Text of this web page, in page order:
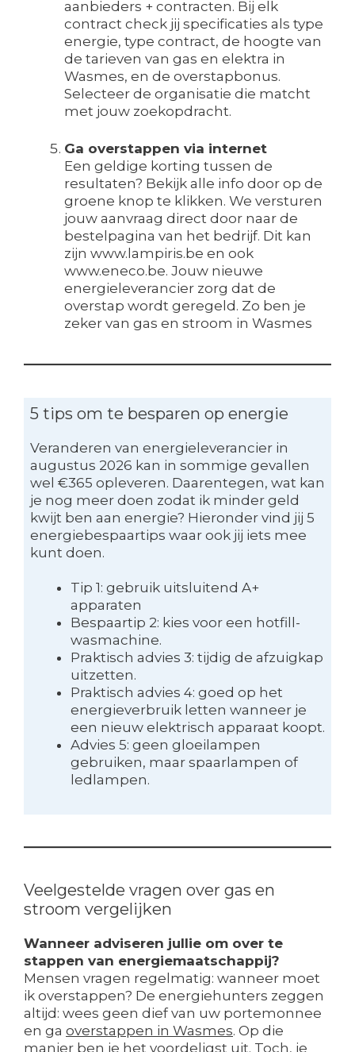
aanbieders + contracten. Bij elk
contract check jij specificaties als type
energie, type contract, de hoogte van
de tarieven van gas en elektra in
Wasmes, en de overstapbonus.
Selecteer de organisatie die matcht
met jouw zoekopdracht.
Ga overstappen via internet
Een geldige korting tussen de
resultaten? Bekijk alle info door op de
groene knop te klikken. We versturen
jouw aanvraag direct door naar de
bestelpagina van het bedrijf. Dit kan
zijn www.lampiris.be en ook
www.eneco.be. Jouw nieuwe
energieleverancier zorg dat de
overstap wordt geregeld. Zo ben je
zeker van gas en stroom in Wasmes
5 tips om te besparen op energie
Veranderen van energieleverancier in
augustus 2026 kan in sommige gevallen
wel €365 opleveren. Daarentegen, wat kan
je nog meer doen zodat ik minder geld
kwijt ben aan energie? Hieronder vind jij 5
energiebespaartips waar ook jij iets mee
kunt doen.
Tip 1: gebruik uitsluitend A+
apparaten
Bespaartip 2: kies voor een hotfill-
wasmachine.
Praktisch advies 3: tijdig de afzuigkap
uitzetten.
Praktisch advies 4: goed op het
energieverbruik letten wanneer je
een nieuw elektrisch apparaat koopt.
Advies 5: geen gloeilampen
gebruiken, maar spaarlampen of
ledlampen.
Veelgestelde vragen over gas en
stroom vergelijken
Wanneer adviseren jullie om over te
stappen van energiemaatschappij?
Mensen vragen regelmatig: wanneer moet
ik overstappen? De energiehunters zeggen
altijd: wees geen dief van uw portemonnee
en ga overstappen in Wasmes. Op die
manier ben je het voordeligst uit. Toch, je